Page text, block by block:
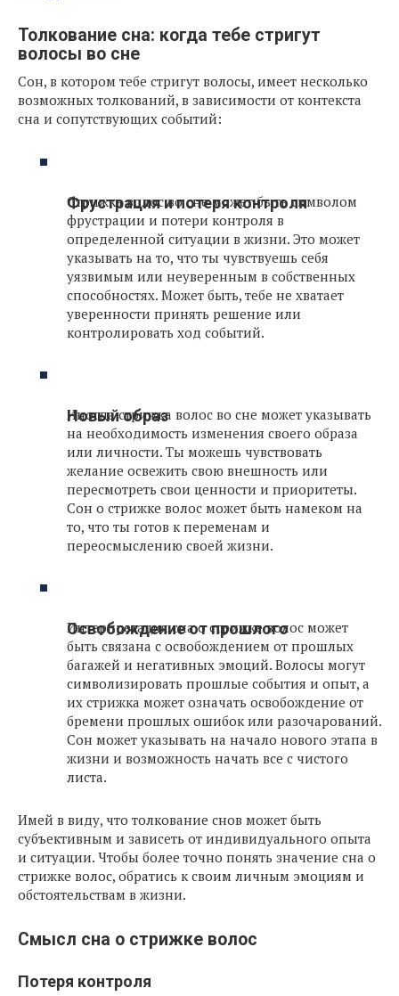
Толкование сна: когда тебе стригут
волосы во сне
Сон, в котором тебе стригут волосы, имеет несколько
возможных толкований, в зависимости от контекста
сна и сопутствующих событий:
Фрустрация и потеря контроля
Стрижка волос во сне может быть символом
фрустрации и потери контроля в
определенной ситуации в жизни. Это может
указывать на то, что ты чувствуешь себя
уязвимым или неуверенным в собственных
способностях. Может быть, тебе не хватает
уверенности принять решение или
контролировать ход событий.
Новый образ
Иногда стрижка волос во сне может указывать
на необходимость изменения своего образа
или личности. Ты можешь чувствовать
желание освежить свою внешность или
пересмотреть свои ценности и приоритеты.
Сон о стрижке волос может быть намеком на
то, что ты готов к переменам и
переосмыслению своей жизни.
Освобождение от прошлого
Интерпретация сна о стрижке волос может
быть связана с освобождением от прошлых
багажей и негативных эмоций. Волосы могут
символизировать прошлые события и опыт, а
их стрижка может означать освобождение от
бремени прошлых ошибок или разочарований.
Сон может указывать на начало нового этапа в
жизни и возможность начать все с чистого
листа.
Имей в виду, что толкование снов может быть
субъективным и зависеть от индивидуального опыта
и ситуации. Чтобы более точно понять значение сна о
стрижке волос, обратись к своим личным эмоциям и
обстоятельствам в жизни.
Смысл сна о стрижке волос
Потеря контроля